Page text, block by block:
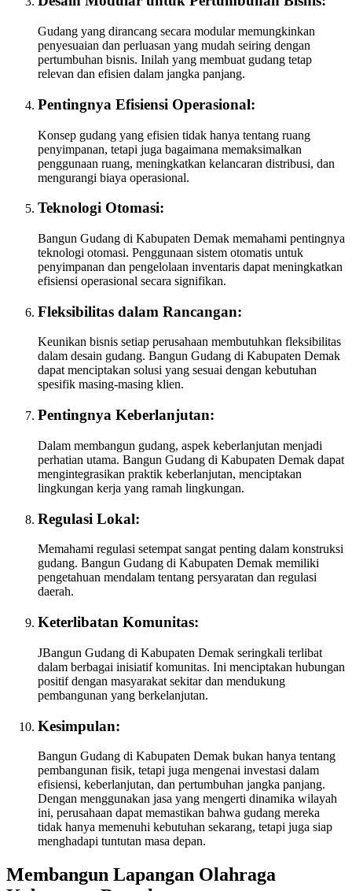
Gudang yang dirancang secara modular memungkinkan
penyesuaian dan perluasan yang mudah seiring dengan
pertumbuhan bisnis. Inilah yang membuat gudang tetap
relevan dan efisien dalam jangka panjang.
Pentingnya Efisiensi Operasional:
Konsep gudang yang efisien tidak hanya tentang ruang
penyimpanan, tetapi juga bagaimana memaksimalkan
penggunaan ruang, meningkatkan kelancaran distribusi, dan
mengurangi biaya operasional.
Teknologi Otomasi:
Bangun Gudang di Kabupaten Demak memahami pentingnya
teknologi otomasi. Penggunaan sistem otomatis untuk
penyimpanan dan pengelolaan inventaris dapat meningkatkan
efisiensi operasional secara signifikan.
Fleksibilitas dalam Rancangan:
Keunikan bisnis setiap perusahaan membutuhkan fleksibilitas
dalam desain gudang. Bangun Gudang di Kabupaten Demak
dapat menciptakan solusi yang sesuai dengan kebutuhan
spesifik masing-masing klien.
Pentingnya Keberlanjutan:
Dalam membangun gudang, aspek keberlanjutan menjadi
perhatian utama. Bangun Gudang di Kabupaten Demak dapat
mengintegrasikan praktik keberlanjutan, menciptakan
lingkungan kerja yang ramah lingkungan.
Regulasi Lokal:
Memahami regulasi setempat sangat penting dalam konstruksi
gudang. Bangun Gudang di Kabupaten Demak memiliki
pengetahuan mendalam tentang persyaratan dan regulasi
daerah.
Keterlibatan Komunitas:
JBangun Gudang di Kabupaten Demak seringkali terlibat
dalam berbagai inisiatif komunitas. Ini menciptakan hubungan
positif dengan masyarakat sekitar dan mendukung
pembangunan yang berkelanjutan.
Kesimpulan:
Bangun Gudang di Kabupaten Demak bukan hanya tentang
pembangunan fisik, tetapi juga mengenai investasi dalam
efisiensi, keberlanjutan, dan pertumbuhan jangka panjang.
Dengan menggunakan jasa yang mengerti dinamika wilayah
ini, perusahaan dapat memastikan bahwa gudang mereka
tidak hanya memenuhi kebutuhan sekarang, tetapi juga siap
menghadapi tuntutan masa depan.
Membangun Lapangan Olahraga